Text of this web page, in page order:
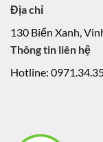
Địa chỉ
130 Biển Xanh,
Thông tin liên hệ
Hotline: